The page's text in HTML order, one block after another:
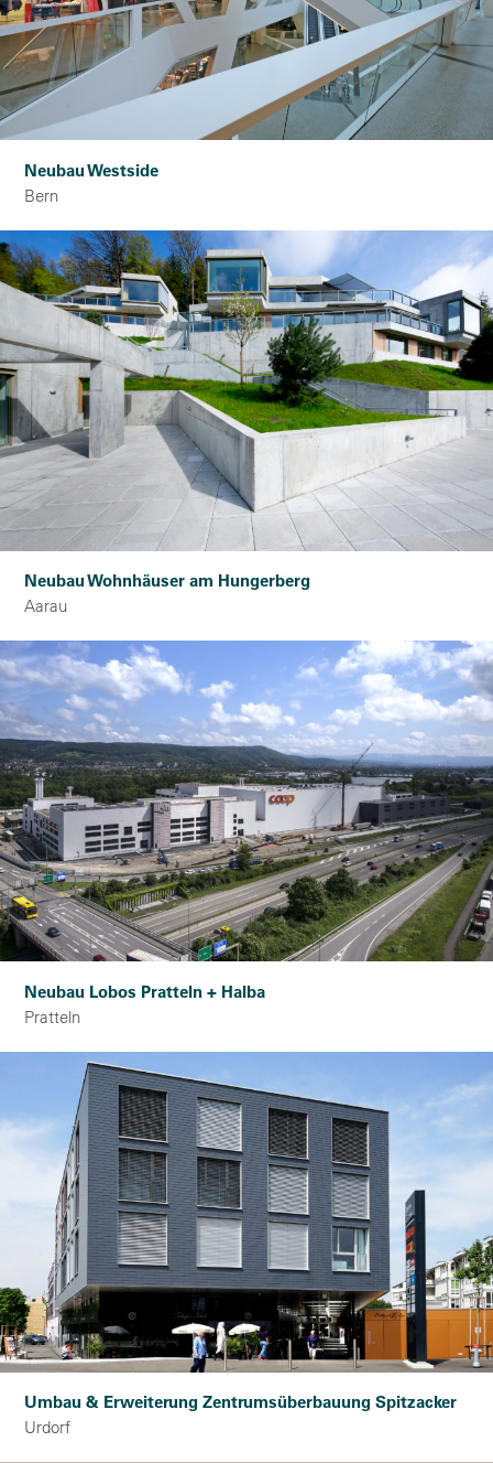
Neubau Westside
Bern
Neubau Wohnhäuser am Hungerberg
Aarau
Neubau Lobos Pratteln + Halba
Pratteln
Umbau & Erweiterung Zentrumsüberbauung Spitzacker
Urdorf